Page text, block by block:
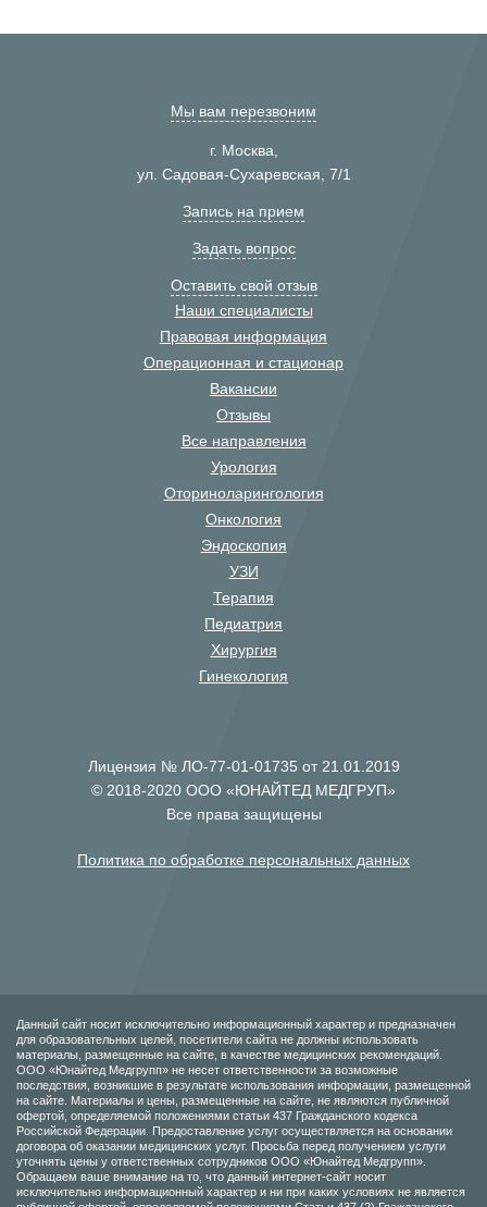
Мы вам перезвоним
г. Москва,
ул. Садовая-Сухаревская, 7/1
Запись на прием
Задать вопрос
Оставить свой отзыв
Наши специалисты
Правовая информация
Операционная и стационар
Вакансии
Отзывы
Все направления
Урология
Оториноларингология
Онкология
Эндоскопия
УЗИ
Терапия
Педиатрия
Хирургия
Гинекология
Лицензия № ЛО-77-01-01735 от 21.01.2019
© 2018-2020 ООО «ЮНАЙТЕД МЕДГРУП»
Все права защищены
Политика по обработке персональных данных
Данный сайт носит исключительно информационный характер и предназначен
для образовательных целей, посетители сайта не должны использовать
материалы, размещенные на сайте, в качестве медицинских рекомендаций.
ООО «Юнайтед Медгрупп» не несет ответственности за возможные
последствия, возникшие в результате использования информации, размещенной
на сайте. Материалы и цены, размещенные на сайте, не являются публичной
офертой, определяемой положениями статьи 437 Гражданского кодекса
Российской Федерации. Предоставление услуг осуществляется на основании
договора об оказании медицинских услуг. Просьба перед получением услуги
уточнять цены у ответственных сотрудников ООО «Юнайтед Медгрупп».
Обращаем ваше внимание на то, что данный интернет-сайт носит
исключительно информационный характер и ни при каких условиях не является